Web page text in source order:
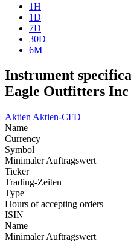
1H
1D
7D
30D
6M
Instrument
Eagle Outfitters Inc
Aktien Aktien-CFD
Name
Currency
Symbol
Minimaler Auftragswert
Ticker
Trading-Zeiten
Type
Hours of accepting orders
ISIN
Name
Minimaler Auftragswert